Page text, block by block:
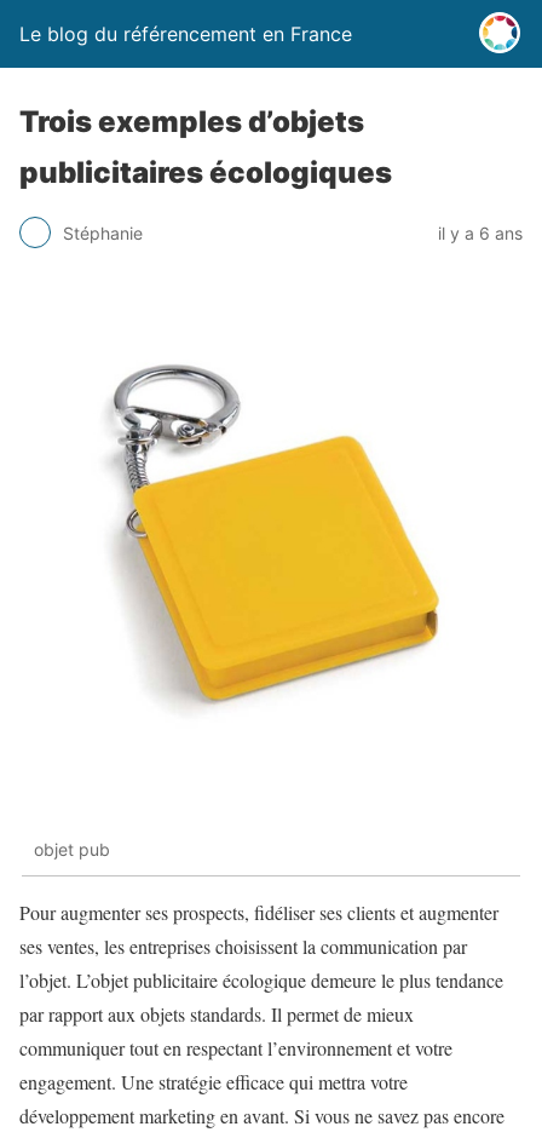
Le blog du référencement en France
Trois exemples d’objets
publicitaires écologiques
Stéphanie il y a 6 ans
objet pub
Pour augmenter ses prospects, fidéliser ses clients et augmenter
ses ventes, les entreprises choisissent la communication par
l’objet. L’objet publicitaire écologique demeure le plus tendance
par rapport aux objets standards. Il permet de mieux
communiquer tout en respectant l’environnement et votre
engagement. Une stratégie efficace qui mettra votre
développement marketing en avant. Si vous ne savez pas encore